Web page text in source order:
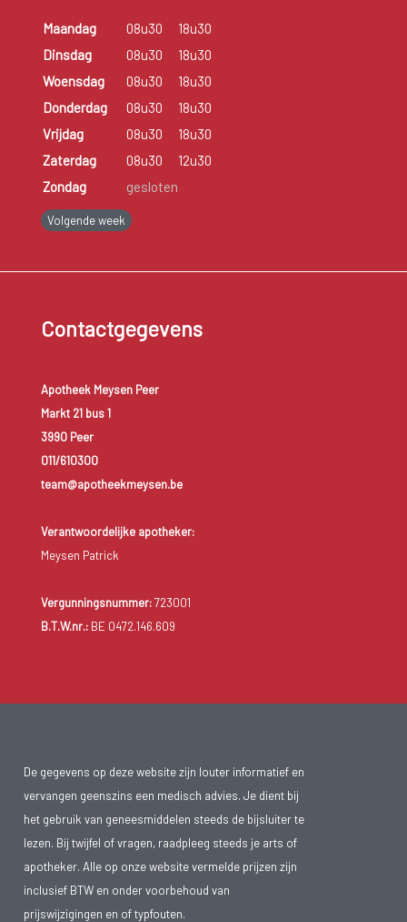
Maandag 08u30
18u30
Dinsdag
08u30
18u30
Woensdag
08u30
18u30
Donderdag
08u30
18u30
Vrijdag
08u30
18u30
Zaterdag
08u30
12u30
Zondag
gesloten
Volgende week
Contactgegevens
Apotheek Meysen Peer
Markt 21 bus 1
3990 Peer
011/610300
team@apotheekmeysen.be
Verantwoordelijke apotheker:
Meysen Patrick
Vergunningsnummer:723001
B.T.W.nr.:BE 0472.146.609
De gegevens op deze website zijn louter informatief en
vervangen geenszins een medisch advies. Je dient bij
het gebruik van geneesmiddelen steeds de bijsluiter te
lezen. Bij twijfel of vragen, raadpleeg steeds je arts of
apotheker. Alle op onze website vermelde prijzen zijn
inclusief BTW en onder voorbehoud van
prijswijzigingen en of typfouten.